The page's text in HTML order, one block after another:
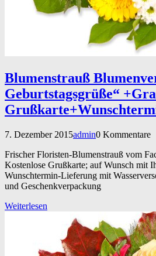
Blumenstrauß
Geburtstagsgrüße“
7. Dezember 2015admin0 Kommentare
Frischer Floristen-Blumenstrauß vom
Kostenlose Grußkarte; auf Wunsch mit
Wunschtermin-Lieferung mit
und Geschenkverpackung
Weiterlesen